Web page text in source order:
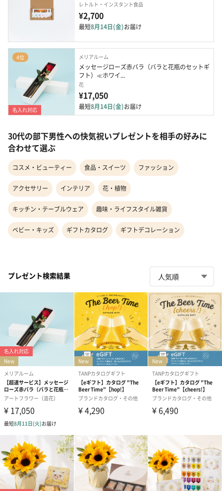
レトルト・インスタント食品
¥2,700
最短8月14日(金)お届け
4位
名入れ対応
メリアルーム
メッセージローズ赤バラ（バラと花瓶のセットギ
フト）≪ホワイ...
花
¥17,050
最短8月14日(金)お届け
30代の部下男性への快気祝いプレゼントを相手の好みに
合わせて選ぶ
コスメ・ビューティー 食品・スイーツ ファッション
アクセサリー インテリア 花・植物
キッチン・テーブルウェア 趣味・ライフスタイル雑貨
ベビー・キッズ ギフトカタログ ギフトデコレーション
プレゼント検索結果